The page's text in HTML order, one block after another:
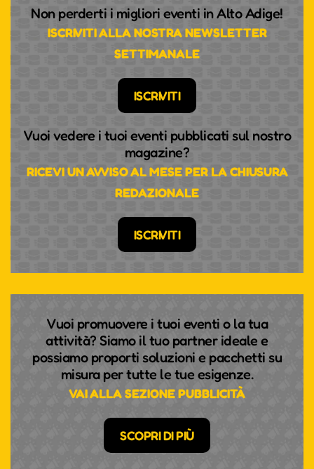
Non perderti i migliori eventi in Alto Adige!
ISCRIVITI ALLA NOSTRA NEWSLETTER
SETTIMANALE
ISCRIVITI
Vuoi vedere i tuoi eventi pubblicati sul nostro
magazine?
RICEVI UN AVVISO AL MESE PER LA CHIUSURA
REDAZIONALE
ISCRIVITI
Vuoi promuovere i tuoi eventi o la tua
attività? Siamo il tuo partner ideale e
possiamo proporti soluzioni e pacchetti su
misura per tutte le tue esigenze.
VAI ALLA SEZIONE PUBBLICITÀ
SCOPRI DI PIÙ